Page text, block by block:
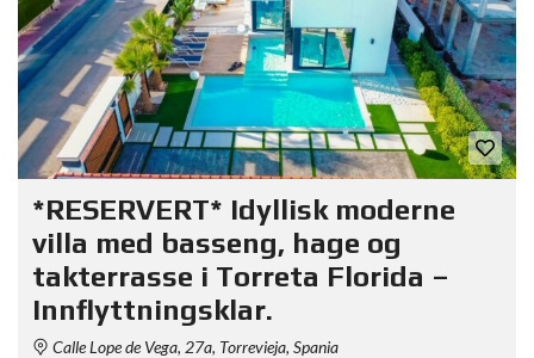
*RESERVERT* Idyllisk moderne
villa med basseng, hage og
takterrasse i Torreta Florida –
Innflyttningsklar.
Calle Lope de Vega, 27a, Torrevieja, Spania